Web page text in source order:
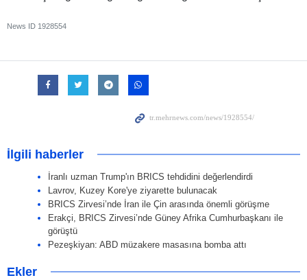
News ID 1928554
İlgili haberler
İranlı uzman Trump'ın BRICS tehdidini değerlendirdi
Lavrov, Kuzey Kore'ye ziyarette bulunacak
BRICS Zirvesi’nde İran ile Çin arasında önemli görüşme
Erakçi, BRICS Zirvesi’nde Güney Afrika Cumhurbaşkanı ile
görüştü
Pezeşkiyan: ABD müzakere masasına bomba attı
Ekler